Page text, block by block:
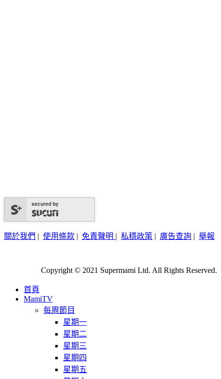
secured by
關於我們 | 使用條款 | 免責聲明 | 私穩政策 | 廣告查詢 | 舉報
Copyright © 2021 Supermami Ltd. All Rights Reserved.
首頁
MamiTV
每周節目
星期一
星期二
星期三
星期四
星期五